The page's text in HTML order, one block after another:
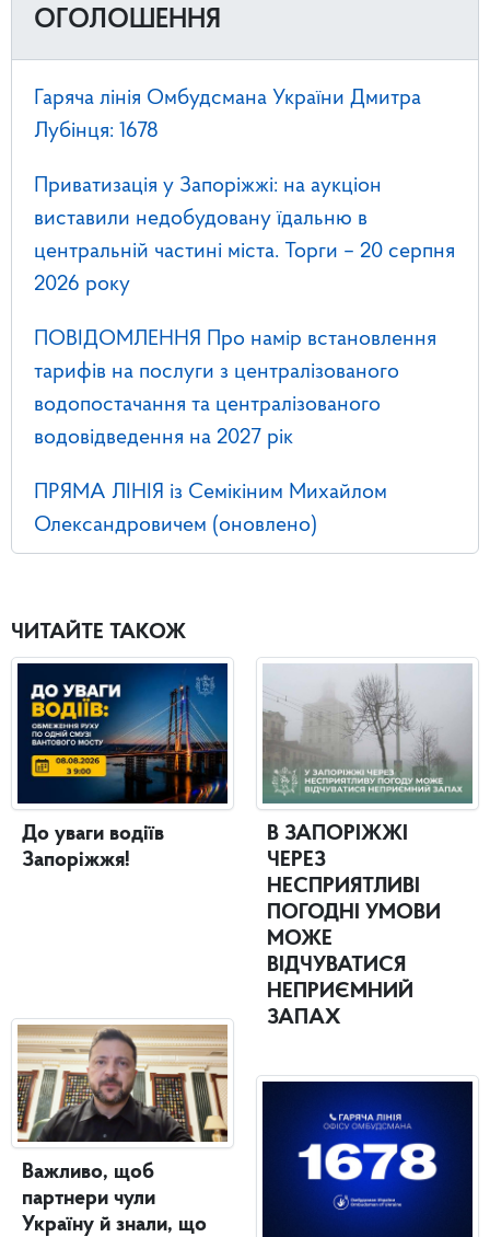
ОГОЛОШЕННЯ
Гаряча лінія Омбудсмана України Дмитра
Лубінця: 1678
Приватизація у Запоріжжі: на аукціон
виставили недобудовану їдальню в
центральній частині міста. Торги – 20 серпня
2026 року
ПОВІДОМЛЕННЯ Про намір встановлення
тарифів на послуги з централізованого
водопостачання та централізованого
водовідведення на 2027 рік
ПРЯМА ЛІНІЯ із Семікіним Михайлом
Олександровичем (оновлено)
ЧИТАЙТЕ ТАКОЖ
До уваги водіїв
Запоріжжя!
Важливо, щоб
партнери чули
Україну й знали, що
В ЗАПОРІЖЖІ
ЧЕРЕЗ
НЕСПРИЯТЛИВІ
ПОГОДНІ УМОВИ
МОЖЕ
ВІДЧУВАТИСЯ
НЕПРИЄМНИЙ
ЗАПАХ